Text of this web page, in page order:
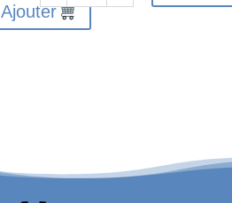
Ajouter
de
4PCS